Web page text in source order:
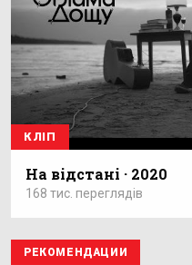
КЛІП
На відстані · 2020
168 тис. переглядів
РЕКОМЕНДАЦИИ